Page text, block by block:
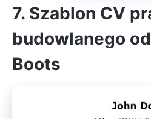
7. Szablon CV
budowlanego
Boots